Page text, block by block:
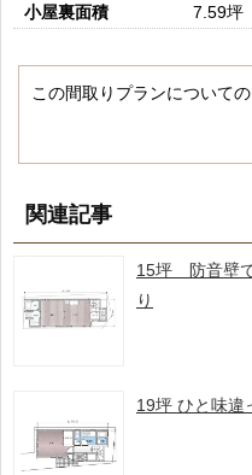
小屋裏面積 7.59坪
この間取りプランについて
関連記事
15坪 防音壁
り
19坪 ひと味違